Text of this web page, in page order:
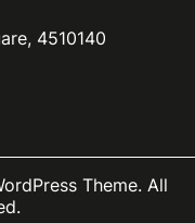
4510140
Theme. All